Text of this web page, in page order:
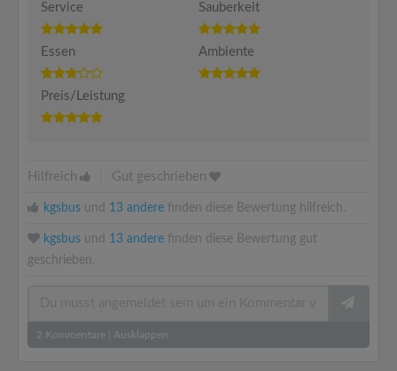
Service
Sauberkeit
Essen Ambiente
Preis/Leistung
Hilfreich Gut geschrieben
kgsbus und 13 andere finden diese Bewertung hilfreich.
kgsbus und 13 andere finden diese Bewertung gut
geschrieben.
2 Kommentare Ausklappen